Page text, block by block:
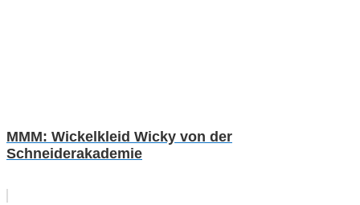
MMM: Wickelkleid Wicky von der
Schneiderakademie